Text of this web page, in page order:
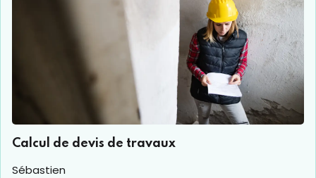
Calcul de devis de travaux
Sébastien